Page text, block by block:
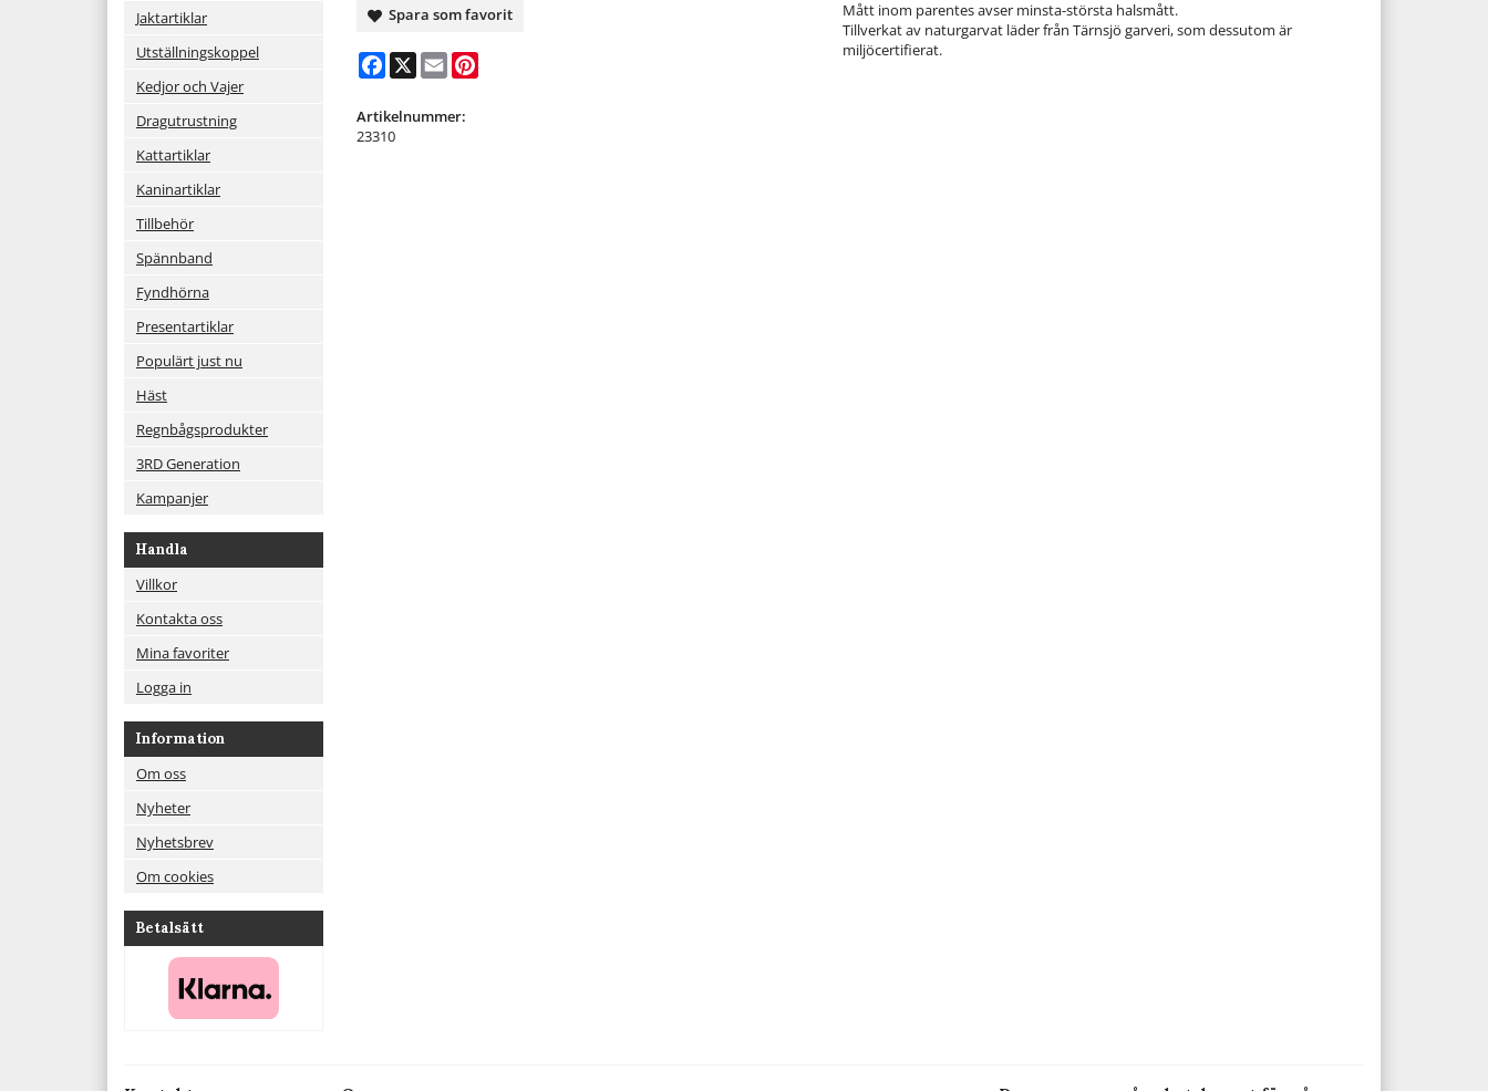
Jaktartiklar
Utställningskoppel
Kedjor och Vajer
Dragutrustning
Kattartiklar
Kaninartiklar
Tillbehör
Spännband
Fyndhörna
Presentartiklar
Populärt just nu
Häst
Regnbågsprodukter
3RD Generation
Kampanjer
Handla
Villkor
Kontakta oss
Mina favoriter
Logga in
Information
Om oss
Nyheter
Nyhetsbrev
Om cookies
Betalsätt
Mått inom parentes avser minsta-största halsmått.
Tillverkat av naturgarvat läder från Tärnsjö garveri, som dessutom är
miljöcertifierat.
Spara som favorit
Facebook
X Email
Artikelnummer:
23310